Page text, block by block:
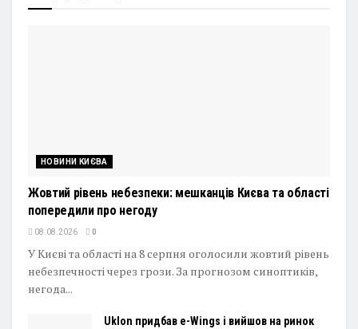
НОВИНИ КИЄВА
Жовтий рівень небезпеки: мешканців Києва та області
попередили про негоду
08.08.2026 0
У Києві та області на 8 серпня оголосили жовтий рівень
небезпечності через грози. За прогнозом синоптиків,
негода...
Uklon придбав e-Wings і вийшов на ринок